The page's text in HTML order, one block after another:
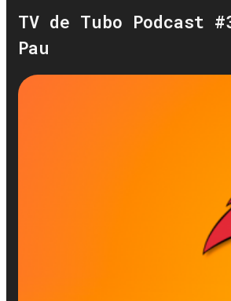
TV de Tubo Podcast
Pau